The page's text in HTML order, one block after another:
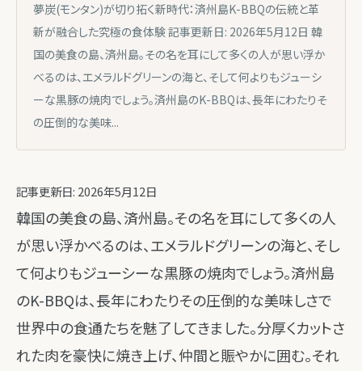
夢炭(モンタン)が切り拓く新時代：済州島K-BBQの伝統と革
新が融合した究極の食体験 記事更新日: 2026年5月12日 韓
国の美食の島、済州島。その名を耳にして多くの人が思い浮か
べるのは、エメラルドグリーンの海と、そして何よりもジューシ
ーな黒豚の焼肉でしょう。済州島のK-BBQは、長年にわたりそ
の圧倒的な美味...
記事更新日: 2026年5月12日
韓国の美食の島、済州島。その名を耳にして多くの人
が思い浮かべるのは、エメラルドグリーンの海と、そし
て何よりもジューシーな黒豚の焼肉でしょう。済州島
のK-BBQは、長年にわたりその圧倒的な美味しさで
世界中の食通たちを魅了してきました。分厚くカットさ
れた肉を豪快に焼き上げ、仲間と賑やかに囲む。それ